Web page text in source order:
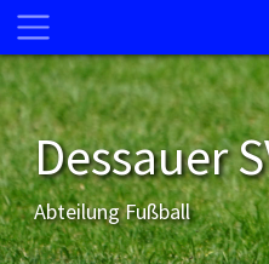
Dessauer
Abteilung Fußball